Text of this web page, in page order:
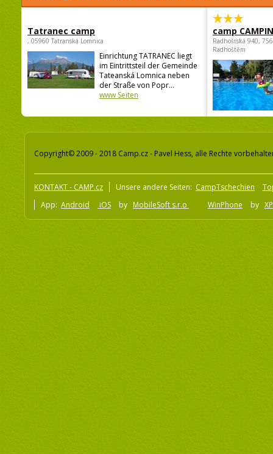
Tatranec camp
, 05960 Tatranská Lomnica
Einrichtung TATRANEC liegt
im Eintrittsteil der Gemeinde
Tateanská Lomnica neben
der Straße von Popr...
www Seiten
camp
Radhošťská 940,
Radhoštěm
Copyright© 2009 - 2018 Camp.cz - Pavel Hess, alle Rechte
KONTAKT - CAMP.cz Unsere andere Seiten: CampTschechien
App: Android iOS by MobileSoft s.r.o WinPhone by